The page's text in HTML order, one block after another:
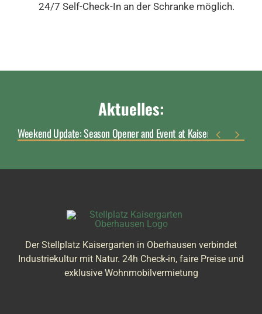
24/7 Self-Check-In an der Schranke möglich.
Aktuelles:
Weekend Update: Season Opener and Event at Kaisergarten
 
Der Stellplatz Kaisergarten in Oberhausen verbindet
Industriekultur mit Natur. 24h Check-in, faire Preise und
exklusive Wohnmobilvermietung